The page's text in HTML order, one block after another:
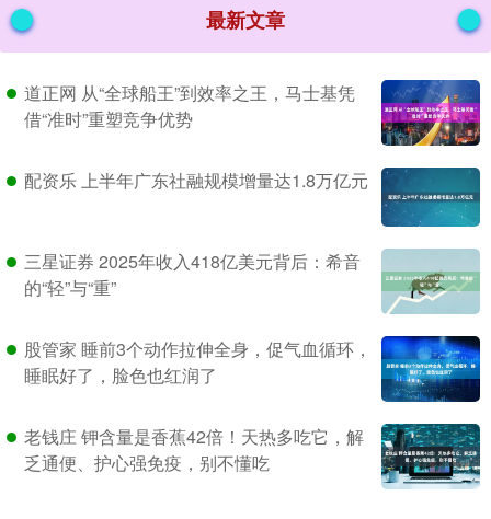
最新文章
道正网 从“全球船王”到效率之王，马士基凭
借“准时”重塑竞争优势
配资乐 上半年广东社融规模增量达1.8万亿元
三星证券 2025年收入418亿美元背后：希音
的“轻”与“重”
股管家 睡前3个动作拉伸全身，促气血循环，
睡眠好了，脸色也红润了
老钱庄 钾含量是香蕉42倍！天热多吃它，解
乏通便、护心强免疫，别不懂吃